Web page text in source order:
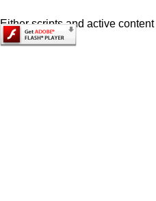
Either scripts and active